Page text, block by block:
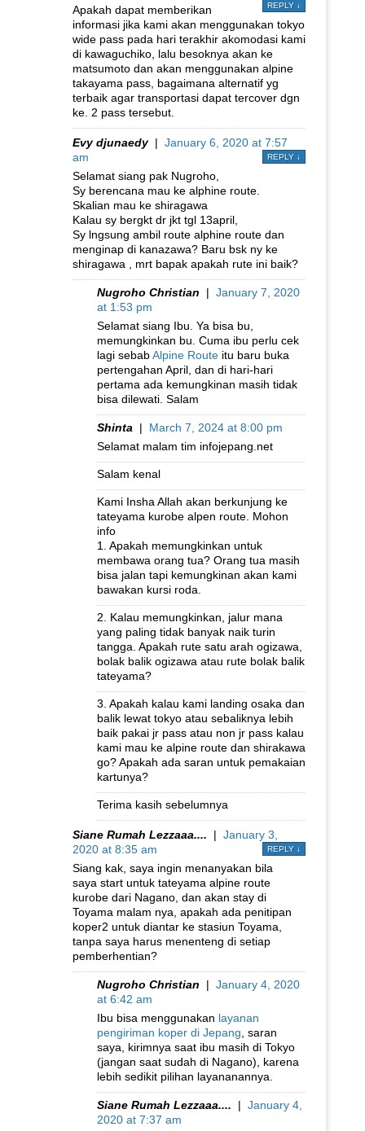
REPLY ↓
Apakah dapat memberikan
informasi jika kami akan menggunakan tokyo
wide pass pada hari terakhir akomodasi kami
di kawaguchiko, lalu besoknya akan ke
matsumoto dan akan menggunakan alpine
takayama pass, bagaimana alternatif yg
terbaik agar transportasi dapat tercover dgn
ke. 2 pass tersebut.
Evy djunaedy| January 6, 2020 at 7:57
am
REPLY ↓
Selamat siang pak Nugroho,
Sy berencana mau ke alphine route.
Skalian mau ke shiragawa
Kalau sy bergkt dr jkt tgl 13april,
Sy lngsung ambil route alphine route dan
menginap di kanazawa? Baru bsk ny ke
shiragawa , mrt bapak apakah rute ini baik?
Nugroho Christian | January 7, 2020
at 1:53 pm
Selamat siang Ibu. Ya bisa bu,
memungkinkan bu. Cuma ibu perlu cek
lagi sebabAlpine Route itu baru buka
pertengahan April, dan di hari-hari
pertama ada kemungkinan masih tidak
bisa dilewati. Salam
Shinta | March 7, 2024 at 8:00 pm
Selamat malam tim infojepang.net
Salam kenal
Kami Insha Allah akan berkunjung ke
tateyama kurobe alpen route. Mohon
info
1. Apakah memungkinkan untuk
membawa orang tua? Orang tua masih
bisa jalan tapi kemungkinan akan kami
bawakan kursi roda.
2. Kalau memungkinkan, jalur mana
yang paling tidak banyak naik turin
tangga. Apakah rute satu arah ogizawa,
bolak balik ogizawa atau rute bolak balik
tateyama?
3. Apakah kalau kami landing osaka dan
balik lewat tokyo atau sebaliknya lebih
baik pakai jr pass atau non jr pass kalau
kami mau ke alpine route dan shirakawa
go? Apakah ada saran untuk pemakaian
kartunya?
Terima kasih sebelumnya
Siane Rumah Lezzaaa.... | January 3,
2020 at 8:35 am
REPLY ↓
Siang kak, saya ingin menanyakan bila
saya start untuk tateyama alpine route
kurobe dari Nagano, dan akan stay di
Toyama malam nya, apakah ada penitipan
koper2 untuk diantar ke stasiun Toyama,
tanpa saya harus menenteng di setiap
pemberhentian?
Nugroho Christian | January 4, 2020
at 6:42 am
Ibu bisa menggunakan layanan
pengiriman koper di Jepang , saran
saya, kirimnya saat ibu masih di Tokyo
(jangan saat sudah di Nagano), karena
lebih sedikit pilihan layananannya.
Siane Rumah Lezzaaa.... | January 4,
2020 at 7:37 am